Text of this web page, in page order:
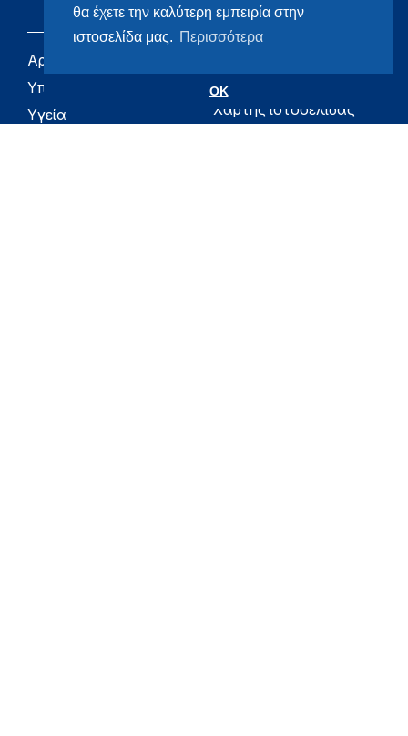
θα έχετε την καλύτερη εμπειρία στην
ιστοσελίδα μας. Περισσότερα
OK
Αρχική
Υπουργείο
Υγεία
Υγεία
Χάρτης ιστοσελίδας